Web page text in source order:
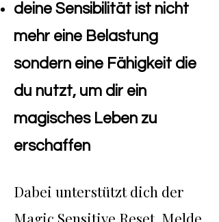
deine Sensibilität ist nicht
mehr eine Belastung
sondern eine Fähigkeit die
du nutzt, um dir ein
magisches Leben zu
erschaffen
Dabei unterstützt dich der
Magic Sensitive Reset. Melde